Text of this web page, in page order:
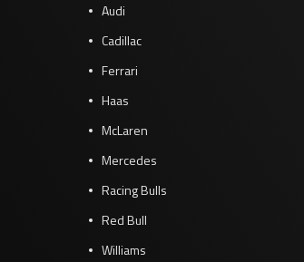
Audi
Cadillac
Ferrari
Haas
McLaren
Mercedes
Racing Bulls
Red Bull
Williams